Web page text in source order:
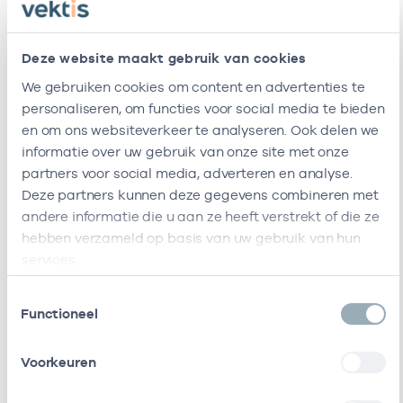
Deze website maakt gebruik van cookies
We gebruiken cookies om content en advertenties te
personaliseren, om functies voor social media te bieden
en om ons websiteverkeer te analyseren. Ook delen we
informatie over uw gebruik van onze site met onze
partners voor social media, adverteren en analyse.
Deze partners kunnen deze gegevens combineren met
andere informatie die u aan ze heeft verstrekt of die ze
hebben verzameld op basis van uw gebruik van hun
Functioneel
Voorkeuren
zorgverleners
Bij deze onderneming werken de volgende
Naam Rol AGB-code Start
A.
Goslinga
In
loondienst
04504563 17-03-2025
Ondernemingen